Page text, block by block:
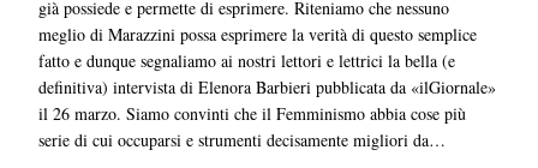
già possiede e permette di esprimere. Riteniamo che nessuno
meglio di Marazzini possa esprimere la verità di questo semplice
fatto e dunque segnaliamo ai nostri lettori e lettrici la bella (e
definitiva) intervista di Elenora Barbieri pubblicata da «ilGiornale»
il 26 marzo. Siamo convinti che il Femminismo abbia cose più
serie di cui occuparsi e strumenti decisamente migliori da…